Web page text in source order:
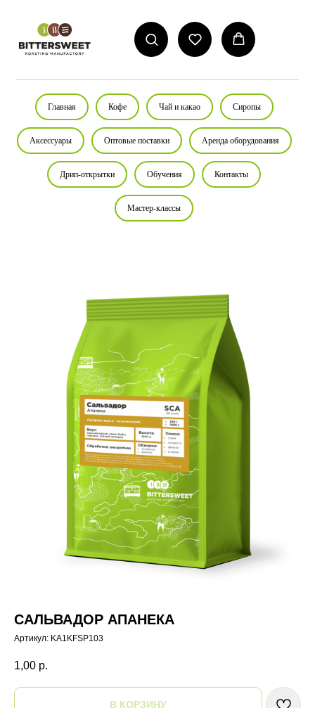
Главная Кофе Чай и какао Сиропы
Аксессуары Оптовые поставки Аренда оборудования
Дрип-открытки Обучения Контакты
Мастер-классы
САЛЬВАДОР АПАНЕКА
Артикул: KA1KFSP103
1,00 р.
В КОРЗИНУ